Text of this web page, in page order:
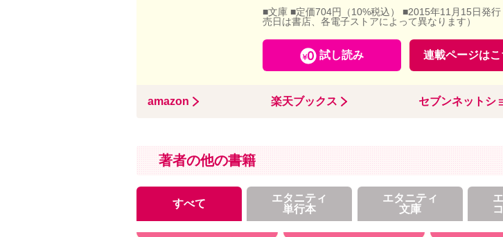
■文庫 ■定価704円（10%税込） ■2015年11月15日発行
売日は書店、各電子ストアによって異なります）
試し読み 連載ページはこ
amazon 楽天ブックス セブンネットシ
著者の他の書籍
すべて
エタニティ
単行本
エタニティ
文庫